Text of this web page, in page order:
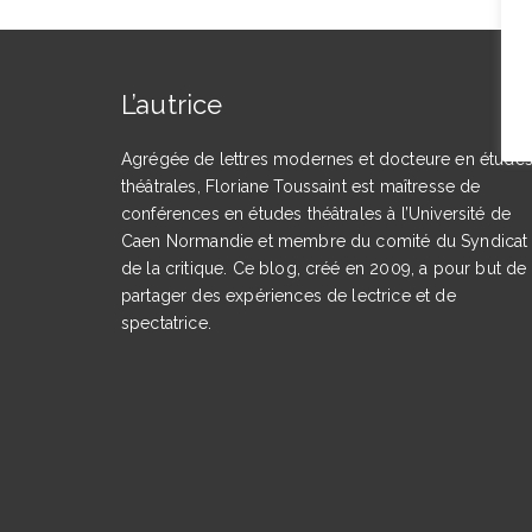
L’autrice
Agrégée de lettres modernes et docteure en études
théâtrales, Floriane Toussaint est maîtresse de
conférences en études théâtrales à l’Université de
Caen Normandie et membre du comité du Syndicat
de la critique. Ce blog, créé en 2009, a pour but de
partager des expériences de lectrice et de
spectatrice.